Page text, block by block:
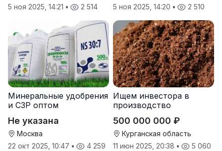
5 ноя 2025, 14:21 • 2 514
5 ноя 2025, 14:20 • 2 510
Минеральные удобрения
и СЗР оптом
Не указана
Москва
22 окт 2025, 10:47 • 4 259
Ищем инвестора в
производство
почвоулучшителей
500 000 000 ₽
Курганская область
11 июн 2025, 20:38 • 5 060